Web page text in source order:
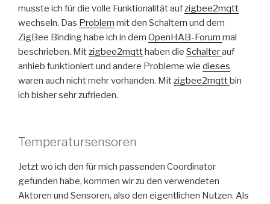
musste ich für die volle Funktionalität aufzigbee2mqtt
wechseln. Das Problem mit den Schaltern und dem
ZigBee Binding habe ich in dem OpenHAB-Forum mal
beschrieben. Mitzigbee2mqtthaben die Schalterauf
anhieb funktioniert und andere Probleme wie dieses
waren auch nicht mehr vorhanden. Mitzigbee2mqttbin
ich bisher sehr zufrieden.
Temperatursensoren
Jetzt wo ich den für mich passenden Coordinator
gefunden habe, kommen wir zu den verwendeten
Aktoren und Sensoren, also den eigentlichen Nutzen. Als